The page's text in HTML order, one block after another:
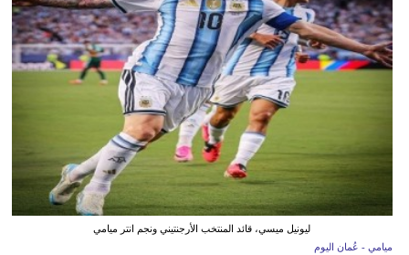
ليونيل ميسي، قائد المنتخب الأرجنتيني ونجم انتر ميامي
ميامي - عُمان اليوم